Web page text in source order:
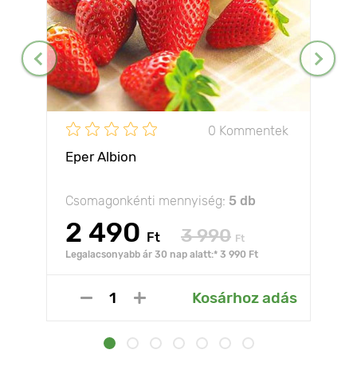
0 Kommentek
Eper Albion
Csomagonkénti mennyiség: 5 db
2 490 Ft 3 990 Ft
Legalacsonyabb ár 30 nap alatt:* 3 990 Ft
Kosárhoz adás